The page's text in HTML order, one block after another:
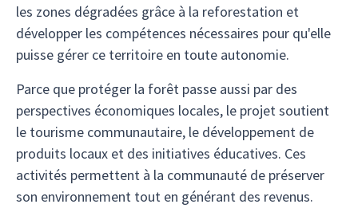
les zones dégradées grâce à la reforestation et
développer les compétences nécessaires pour qu'elle
puisse gérer ce territoire en toute autonomie.
Parce que protéger la forêt passe aussi par des
perspectives économiques locales, le projet soutient
le tourisme communautaire, le développement de
produits locaux et des initiatives éducatives. Ces
activités permettent à la communauté de préserver
son environnement tout en générant des revenus.